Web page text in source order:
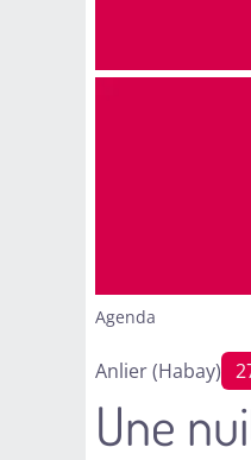
Agenda
Anlier (Habay)
Une